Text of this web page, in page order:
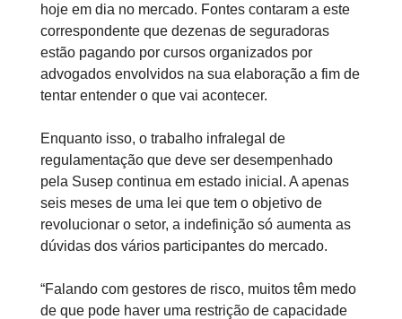
hoje em dia no mercado. Fontes contaram a este
correspondente que dezenas de seguradoras
estão pagando por cursos organizados por
advogados envolvidos na sua elaboração a fim de
tentar entender o que vai acontecer.
Enquanto isso, o trabalho infralegal de
regulamentação que deve ser desempenhado
pela Susep continua em estado inicial. A apenas
seis meses de uma lei que tem o objetivo de
revolucionar o setor, a indefinição só aumenta as
dúvidas dos vários participantes do mercado.
“Falando com gestores de risco, muitos têm medo
de que pode haver uma restrição de capacidade